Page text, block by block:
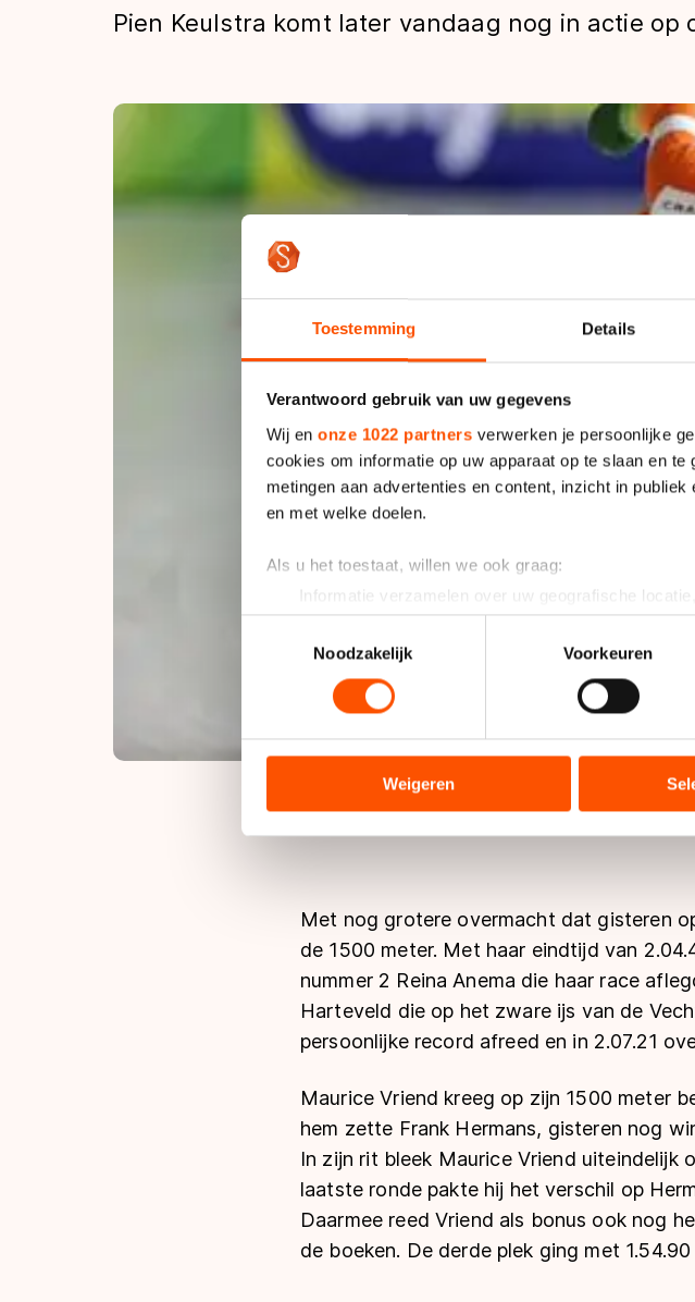
Toestemming Details
Verantwoord gebruik van uw gegevens
Wij en onze 1022 partners verwerken je persoonlijke
cookies om informatie op uw apparaat op te slaan en
metingen aan advertenties en content, inzicht in
en met welke doelen.
Als u het toestaat, willen we ook graag:
Informatie verzamelen over uw geografische
Uw apparaat identificeren door het actief te
Lees meer over hoe uw persoonlijke gegevens worden
toestemming op elk moment wijzigen of intrekken in de
analyseren. We delen informatie over uw gebruik van
analyse. Zij kunnen deze combineren met andere
hun services. Sommige partners kunnen gegevens
adequaat beschermingsniveau geldt volgens de GDPR.
Noodzakelijk
Voorkeuren
Weigeren
Schaatsfans
Olympische Spelen
Pien Keulstra komt later vandaag nog in actie op
Met nog grotere overmacht dat gisteren
de 1500 meter. Met haar eindtijd van
nummer 2 Reina Anema die haar race
Harteveld die op het zware ijs van de
persoonlijke record afreed en in 2.07.21
Maurice Vriend kreeg op zijn 1500 meter
hem zette Frank Hermans, gisteren nog
In zijn rit bleek Maurice Vriend uiteindelijk
laatste ronde pakte hij het verschil op
Daarmee reed Vriend als bonus ook nog
de boeken. De derde plek ging met